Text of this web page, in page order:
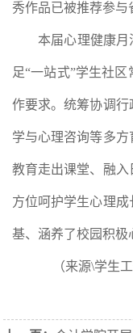
秀作品已被推荐参与
本届心理健康月
足“一站式”学生社
作要求。统筹协调
学与心理咨询等多
教育走出课堂、融
方位呵护学生心理
基、涵养了校园积极
（来源\学生